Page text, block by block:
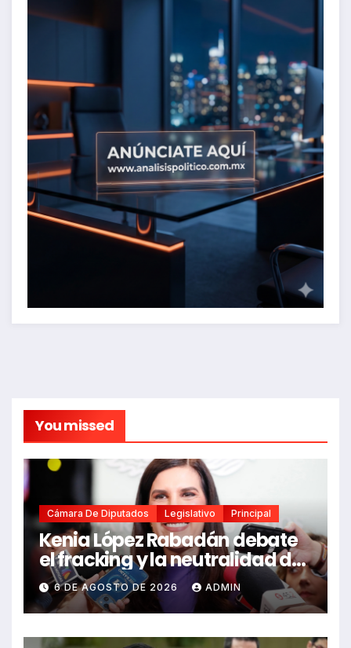
You missed
Cámara De Diputados Legislativo Principal
Kenia López Rabadán debate
el fracking y la neutralidad de
programas
6 DE AGOSTO DE 2026 ADMIN